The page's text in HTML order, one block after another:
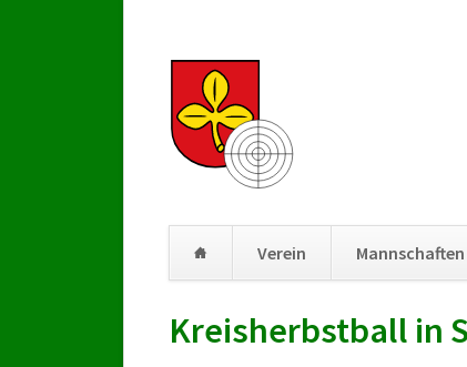
Verein Mannschaften
überspringen
Kreisherbstball in